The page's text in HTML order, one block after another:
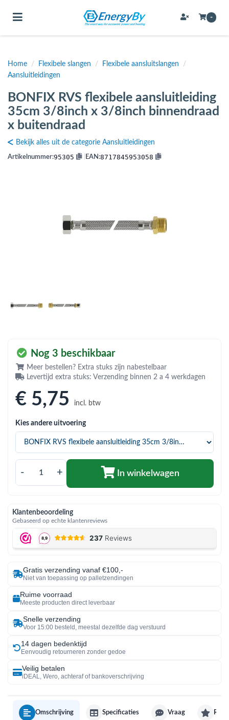
(Bevestigingsmateriaal / schroeven)
(Buizen & leidingen)
(Expansievaten)
(Hemelwaterafvoer & riolering)
(Zonneboilersets & onderdelen)
(Warmtepompen en warmtepompboilers)
Toggle navigation -
Home / Flexibele slangen / Flexibele aansluitslangen
/
Aansluitleidingen
BONFIX RVS flexibele aansluitleiding
35cm 3/8inch x 3/8inch binnendraad
x buitendraad
Bekijk alles uit de categorie Aansluitleidingen
Artikelnummer:95305 EAN:8717845953058
Nog 3 beschikbaar
Meer bestellen? Extra stuks zijn nabestelbaar
Levertijd extra stuks: Verzending binnen 2 a 4 werkdagen
€ 5,75 incl. btw
Kies andere uitvoering
- + In winkelwagen
Klantenbeoordeling
Gebaseerd op echte klantenreviews
Gratis verzending vanaf €100,-
Niet van toepassing op palletzendingen
Ruime voorraad
Meeste producten direct leverbaar
Snelle verzending
Voor 15:00 besteld, meestal dezelfde dag verstuurd
14 dagen bedenktijd
Eenvoudig retourneren zonder gedoe
Veilig betalen
iDEAL, Wero, achteraf of bankoverschrijving
Omschrijving Specificaties Vraag